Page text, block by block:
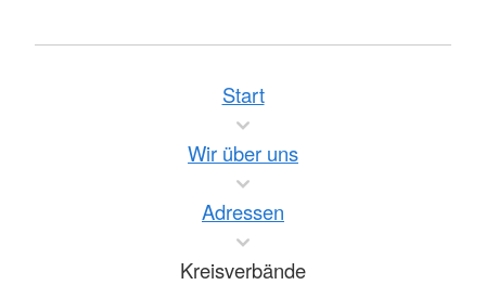
Start
Wir über uns
Adressen
Kreisverbände